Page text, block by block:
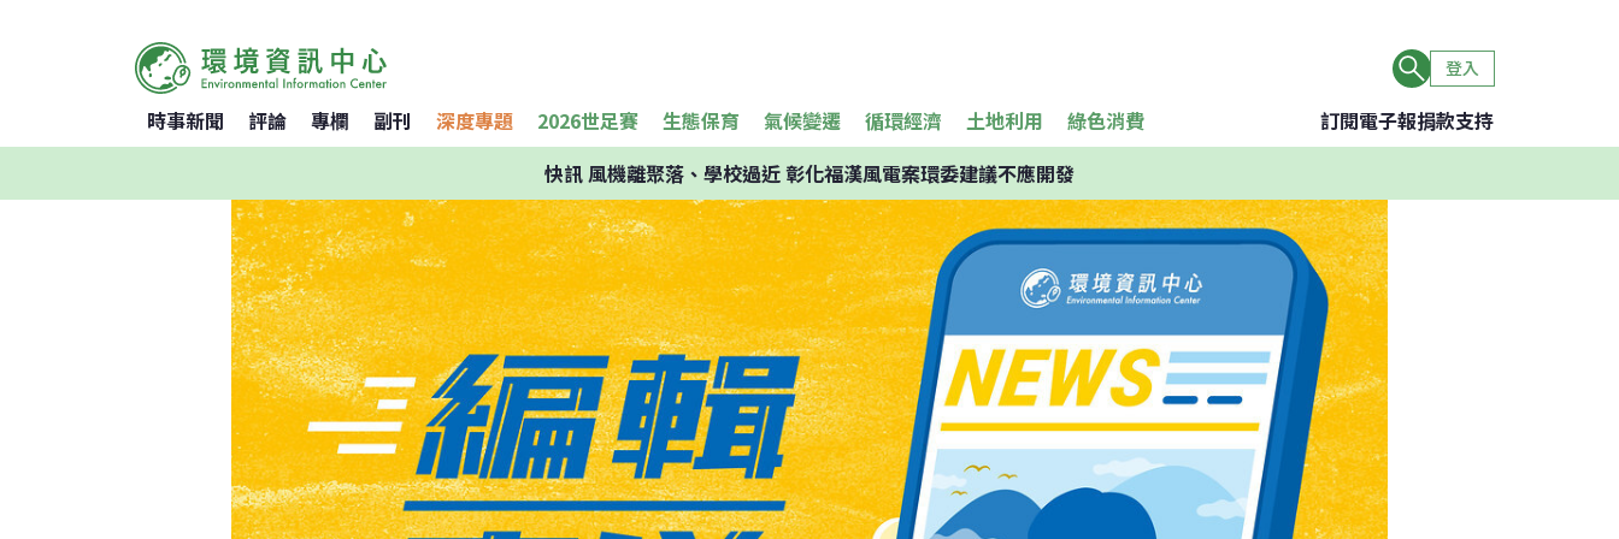
登入
時事新聞 評論 專欄 副刊 深度專題 2026世足賽 生態保育 氣候變遷 循環經濟 土地利用 綠色消費 訂閱電子報捐款支持
快訊風機離聚落、學校過近 彰化福漢風電案環委建議不應開發